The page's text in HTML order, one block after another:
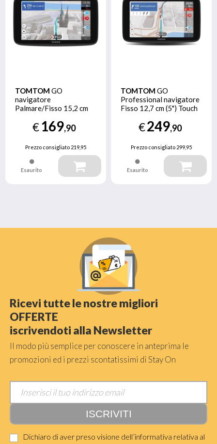
TOMTOM GO
navigatore
Palmare/Fisso 15,2 cm
€169,90
Prezzo consigliato219,95
Esaurito
TOMTOM GO
Professional navigatore
Fisso 12,7 cm (5") Touch
€249,90
Prezzo consigliato 299,95
Esaurito
Ricevi tutte le nostre migliori
OFFERTE
iscrivendoti alla Newsletter
Il modo più semplice per conoscere in anteprima le
promozioni ed i prezzi scontatissimi di Stay On
Dichiaro di aver preso visione dell’informativa relativa al